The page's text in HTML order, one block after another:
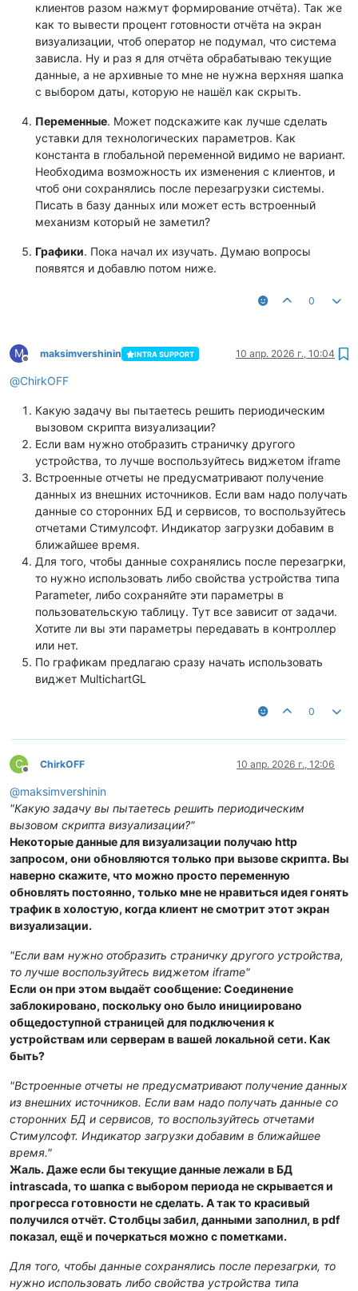
клиентов разом нажмут формирование отчёта). Так же
как то вывести процент готовности отчёта на экран
визуализации, чтоб оператор не подумал, что система
зависла. Ну и раз я для отчёта обрабатываю текущие
данные, а не архивные то мне не нужна верхняя шапка
с выбором даты, которую не нашёл как скрыть.
Переменные. Может подскажите как лучше сделать
уставки для технологических параметров. Как
константа в глобальной переменной видимо не вариант.
Необходима возможность их изменения с клиентов, и
чтоб они сохранялись после перезагрузки системы.
Писать в базу данных или может есть встроенный
механизм который не заметил?
Графики. Пока начал их изучать. Думаю вопросы
появятся и добавлю потом ниже.
0
M
Не в сети
maksimvershinin INTRA SUPPORT 10 апр. 2026 г., 10:04
@ChirkOFF
Какую задачу вы пытаетесь решить периодическим
вызовом скрипта визуализации?
Если вам нужно отобразить страничку другого
устройства, то лучше воспользуйтесь виджетом iframe
Встроенные отчеты не предусматривают получение
данных из внешних источников. Если вам надо получать
данные со сторонних БД и сервисов, то воспользуйтесь
отчетами Стимулсофт. Индикатор загрузки добавим в
ближайшее время.
Для того, чтобы данные сохранялись после перезагрки,
то нужно использовать либо свойства устройства типа
Parameter, либо сохраняйте эти параметры в
пользовательскую таблицу. Тут все зависит от задачи.
Хотите ли вы эти параметры передавать в контроллер
или нет.
По графикам предлагаю сразу начать использовать
виджет MultichartGL
0
C
Не в сети
ChirkOFF 10 апр. 2026 г., 12:06
@maksimvershinin
"Какую задачу вы пытаетесь решить периодическим
вызовом скрипта визуализации?"
Некоторые данные для визуализации получаю http
запросом, они обновляются только при вызове скрипта. Вы
наверно скажите, что можно просто переменную
обновлять постоянно, только мне не нравиться идея гонять
трафик в холостую, когда клиент не смотрит этот экран
визуализации.
"Если вам нужно отобразить страничку другого устройства,
то лучше воспользуйтесь виджетом iframe"
Если он при этом выдаёт сообщение: Соединение
заблокировано, поскольку оно было инициировано
общедоступной страницей для подключения к
устройствам или серверам в вашей локальной сети. Как
быть?
"Встроенные отчеты не предусматривают получение данных
из внешних источников. Если вам надо получать данные со
сторонних БД и сервисов, то воспользуйтесь отчетами
Стимулсофт. Индикатор загрузки добавим в ближайшее
время."
Жаль. Даже если бы текущие данные лежали в БД
intrascada, то шапка с выбором периода не скрывается и
прогресса готовности не сделать. А так то красивый
получился отчёт. Столбцы забил, данными заполнил, в pdf
показал, ещё и почеркаться можно с пометками.
Для того, чтобы данные сохранялись после перезагрки, то
нужно использовать либо свойства устройства типа